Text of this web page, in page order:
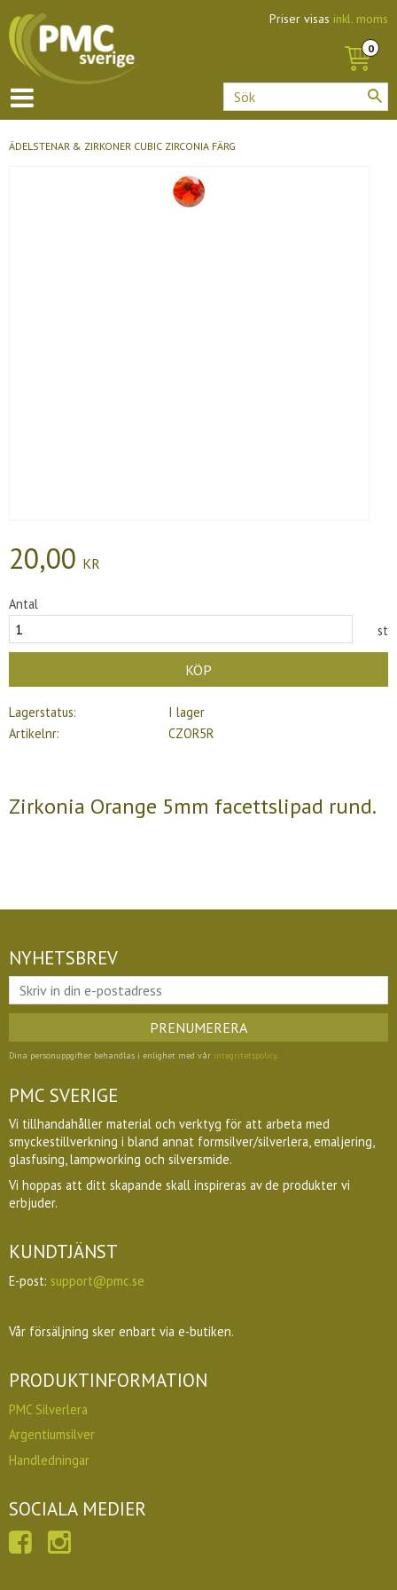
Priser visas inkl. moms
ÄDELSTENAR & ZIRKONER CUBIC ZIRCONIA FÄRG
20,00 KR
Antal
st
KÖP
Lagerstatus
I lager
Artikelnr
CZOR5R
Zirkonia Orange 5mm facettslipad rund.
NYHETSBREV
PRENUMERERA
Dina personuppgifter behandlas i enlighet med vår integritetspolicy.
PMC SVERIGE
Vi tillhandahåller material och verktyg för att arbeta med
smyckestillverkning i bland annat formsilver/silverlera, emaljering,
glasfusing, lampworking och silversmide.
Vi hoppas att ditt skapande skall inspireras av de produkter vi
erbjuder.
KUNDTJÄNST
E-post: support@pmc.se
Vår försäljning sker enbart via e-butiken.
PRODUKTINFORMATION
PMC Silverlera
Argentiumsilver
Handledningar
SOCIALA MEDIER